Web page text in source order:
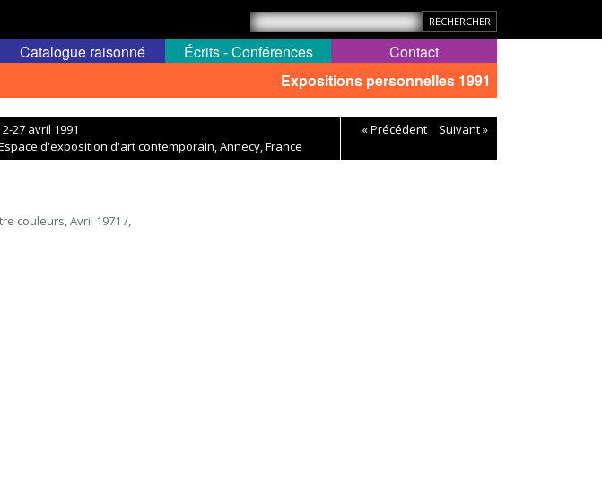
Expositions personnelles 1991
Catalogue raisonné Écrits - Conférences Contact
27 avril 1991
d'exposition d'art contemporain, Annecy, France
« Précédent Suivant »
couleurs, Avril 1971 /,